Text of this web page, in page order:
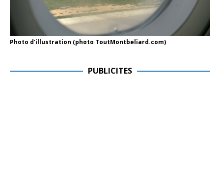
Photo d’illustration (photo ToutMontbeliard.com)
PUBLICITES